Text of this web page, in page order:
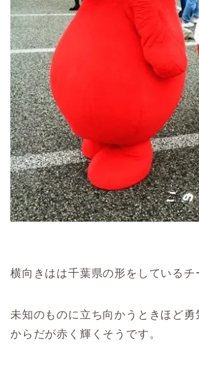
横向きはは千葉県の形をしているチ
未知のものに立ち向かうときほど勇
からだが赤く輝くそうです。